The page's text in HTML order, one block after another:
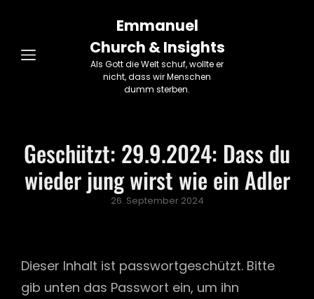
Emmanuel
Church & Insights
Als Gott die Welt schuf, wollte er
nicht, dass wir Menschen
dumm sterben.
Geschützt: 29.9.2024: Dass du
wieder jung wirst wie ein Adler
Posted
26. September 2024
Dieser Inhalt ist passwortgeschützt. Bitte
gib unten das Passwort ein, um ihn